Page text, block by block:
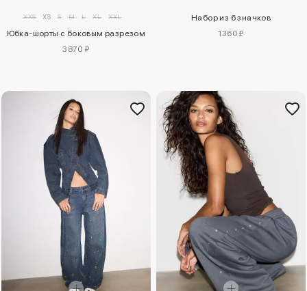
XXS XS S M L XL XXL
Юбка-шорты с боковым разрезом
3870 ₽
Набор из 6 значков
1360 ₽